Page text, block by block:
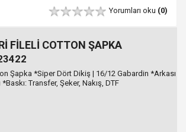
Yorumları oku (0)
FİLELİ COTTON ŞAPKA
Şapka *Siper Dört Dikiş | 16/12 Gabardin *Arkası
*Baskı: Transfer, Şeker, Nakış, DTF